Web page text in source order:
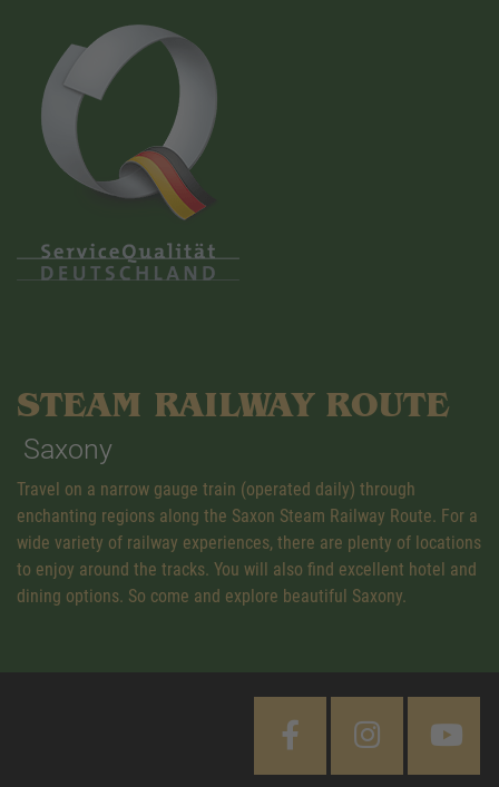
STEAM RAILWAY ROUTE
Saxony
Travel on a narrow gauge train (operated daily) through
enchanting regions along the Saxon Steam Railway Route. For a
wide variety of railway experiences, there are plenty of locations
to enjoy around the tracks. You will also find excellent hotel and
dining options. So come and explore beautiful Saxony.